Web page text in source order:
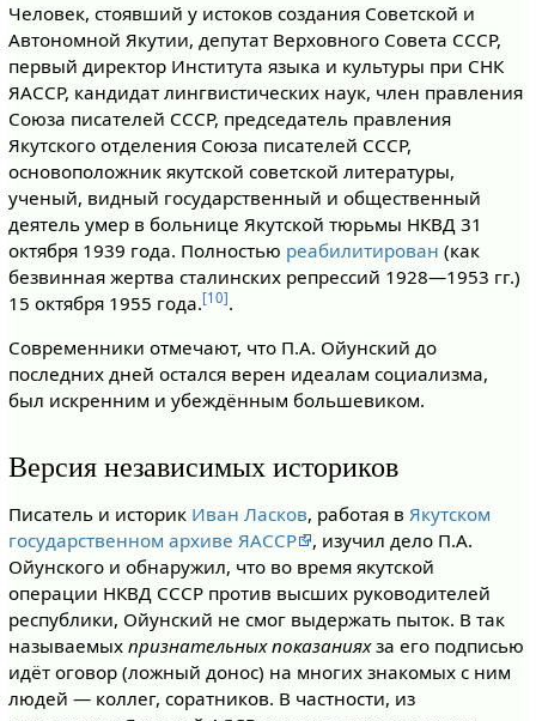
Человек, стоявший у истоков создания Советской и
Автономной Якутии, депутат Верховного Совета СССР,
первый директор Института языка и культуры при СНК
ЯАССР, кандидат лингвистических наук, член правления
Союза писателей СССР, председатель правления
Якутского отделения Союза писателей СССР,
основоположник якутской советской литературы,
ученый, видный государственный и общественный
деятель умер в больнице Якутской тюрьмы НКВД 31
октября 1939 года. Полностью реабилитирован (как
безвинная жертва сталинских репрессий 1928—1953 гг.)
15 октября 1955 года.[10].
Современники отмечают, что П.А. Ойунский до
последних дней остался верен идеалам социализма,
был искренним и убеждённым большевиком.
Версия независимых историков
Писатель и историк Иван Ласков, работая в Якутском
государственном архиве ЯАССР
, изучил дело П.А.
Ойунского и обнаружил, что во время якутской
операции НКВД СССР против высших руководителей
республики, Ойунский не смог выдержать пыток. В так
называемых признательных показанияхза его подписью
идёт оговор (ложный донос) на многих знакомых с ним
людей — коллег, соратников. В частности, из